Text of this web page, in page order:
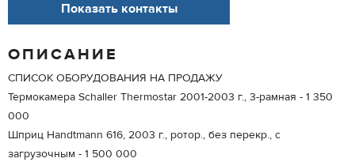
Показать контакты
ОПИСАНИЕ
СПИСОК ОБОРУДОВАНИЯ НА ПРОДАЖУ
Термокамера Schaller Thermostar 2001-2003 г., 3-рамная - 1 350
000
Шприц Handtmann 616, 2003 г., ротор., без перекр., с
загрузочным - 1 500 000